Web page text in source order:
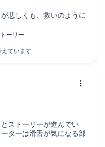
悲しくも、救いのように
ストーリーが進んでい
ターは滑舌が気になる部